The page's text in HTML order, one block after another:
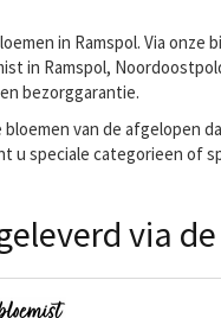
in Ramspol. Via
in Ramspol,
bezorggarantie.
van de afgelopen
u speciale categorieen of
via